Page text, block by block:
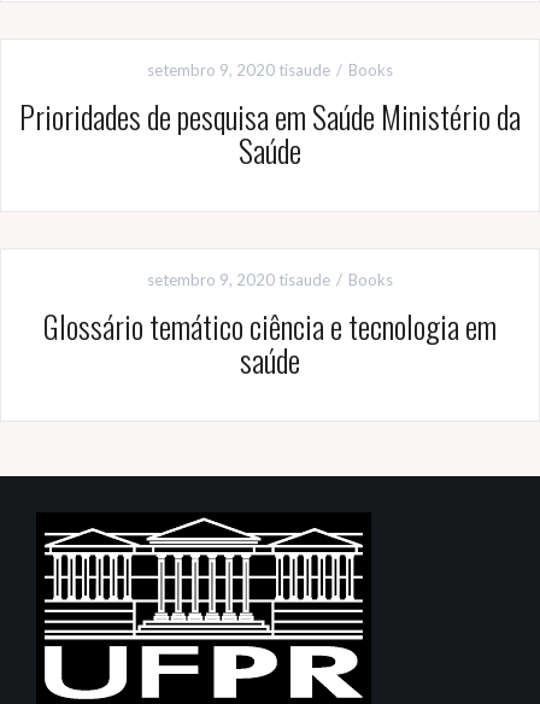
setembro 9, 2020 tisaude Books
Prioridades de pesquisa em Saúde Ministério da
Saúde
setembro 9, 2020 tisaude Books
Glossário temático ciência e tecnologia em
saúde